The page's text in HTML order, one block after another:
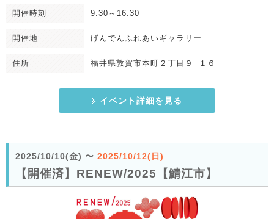
開催時刻 9:30～16:30
開催地 げんでんふれあいギャラリー
住所 福井県敦賀市本町２丁目９−１６
イベント詳細を見る
2025/10/10(金) 〜 2025/10/12(日)
【開催済】RENEW/2025【鯖江市】